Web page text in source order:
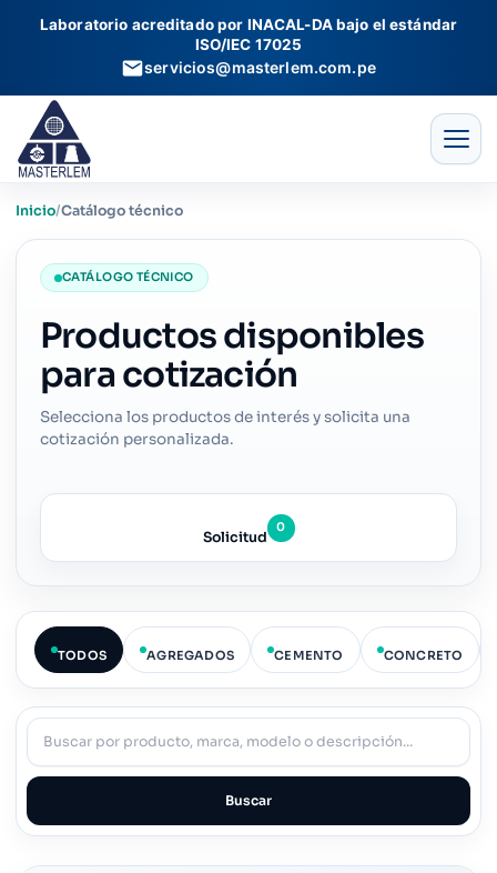
Laboratorio acreditado por INACAL-DA bajo el estándar
ISO/IEC 17025
servicios@masterlem.com.pe
Inicio/Catálogo técnico
CATÁLOGO TÉCNICO
Productos disponibles
para cotización
Selecciona los productos de interés y solicita una
cotización personalizada.
Solicitud
0
TODOS AGREGADOS CEMENTO CONCRETO
Buscar